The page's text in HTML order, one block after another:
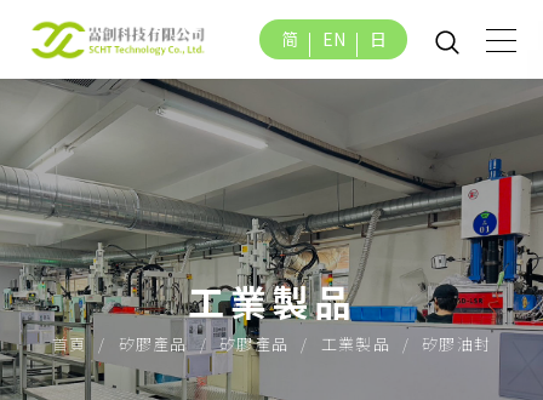
简 EN 日
工業製品
首頁 矽膠產品 矽膠產品 工業製品 矽膠油封